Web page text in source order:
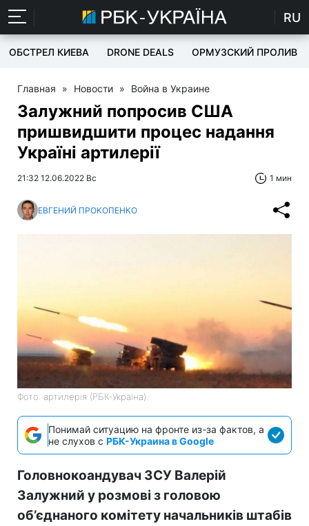
RU
ОБСТРЕЛ КИЕВА DRONE DEALS ОРМУЗСКИЙ ПРОЛИВ
Главная » Новости » Война в Украине
Залужний попросив США
пришвидшити процес надання
Україні артилерії
21:32 12.06.2022 Вс 1 мин
ЕВГЕНИЙ ПРОКОПЕНКО
Фото: артилерія (РБК-Україна)
Понимай ситуацию на фронте из-за фактов, а
не слухов с РБК-Украина в Google
Головнокоандувач ЗСУ Валерій
Залужний у розмові з головою
об’єднаного комітету начальників штабів